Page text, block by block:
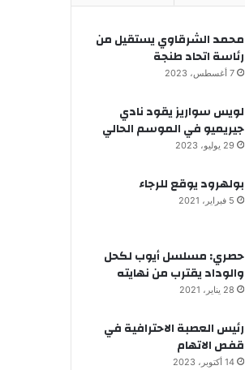
محمد الشرقاوي يستقيل من
رئاسة اتحاد طنجة
7 أغسطس، 2023
لويس سواريز يقود نادي
جيريميو في الموسم الحالي
29 يوليو، 2023
بولهرود يوقع للرجاء
5 فبراير، 2021
حصري: مسلسل أيوب لكحل
والوداد يقترب من نهايته
28 يناير، 2021
رئيس العصبة الاحترافية في
قفص الاتهام
14 أكتوبر، 2023